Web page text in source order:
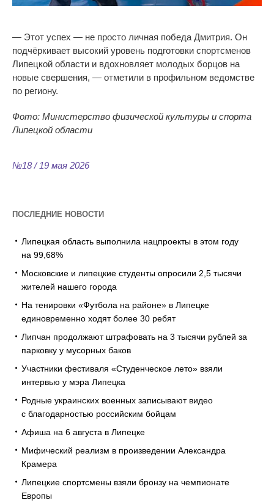
— Этот успех — не просто личная победа Дмитрия. Он
подчёркивает высокий уровень подготовки спортсменов
Липецкой области и вдохновляет молодых борцов на
новые свершения, — отметили в профильном ведомстве
по региону.
Фото: Министерство физической культуры и спорта
Липецкой области
№18 / 19 мая 2026
ПОСЛЕДНИЕ НОВОСТИ
Липецкая область выполнила нацпроекты в этом году
на 99,68%
Московские и липецкие студенты опросили 2,5 тысячи
жителей нашего города
На тенировки «Футбола на районе» в Липецке
единовременно ходят более 30 ребят
Липчан продолжают штрафовать на 3 тысячи рублей за
парковку у мусорных баков
Участники фестиваля «Студенческое лето» взяли
интервью у мэра Липецка
Родные украинских военных записывают видео
с благодарностью российским бойцам
Афиша на 6 августа в Липецке
Мифический реализм в произведении Александра
Крамера
Липецкие спортсмены взяли бронзу на чемпионате
Европы